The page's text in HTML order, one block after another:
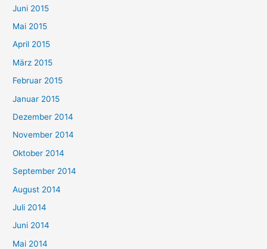
Juni 2015
Mai 2015
April 2015
März 2015
Februar 2015
Januar 2015
Dezember 2014
November 2014
Oktober 2014
September 2014
August 2014
Juli 2014
Juni 2014
Mai 2014